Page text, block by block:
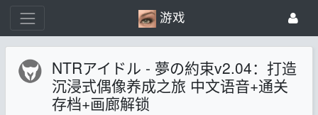
游戏
NTRアイドル - 夢の約束v2.04：打造
沉浸式偶像养成之旅 中文语音+通关
存档+画廊解锁